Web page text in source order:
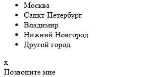
Москва
Санкт-Петербург
Владимир
Нижний Новгород
Другой город
х
Позвоните мне